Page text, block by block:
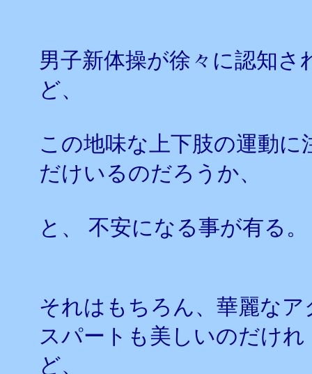
男子新体操が徐々に認知
ど、
この地味な上下肢の運動
だけいるのだろうか、
と、 不安になる事が有る。
それはもちろん、華麗な
スパートも美しいのだけれ
ど、